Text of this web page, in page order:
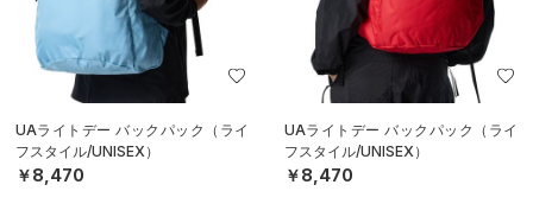
UAライトデー バックパック（ライ
フスタイル/UNISEX）
￥8,470
UAライトデー バックパック（ライ
フスタイル/UNISEX）
￥8,470